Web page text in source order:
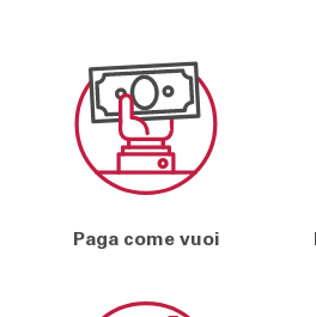
Paga come vuoi